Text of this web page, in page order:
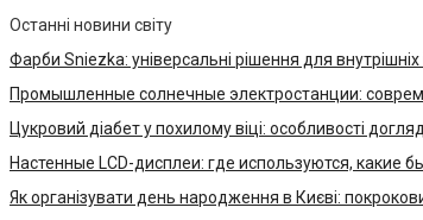
Останні новини світу
Фарби Sniezka: універсальні рішення для внутрішніх
Промышленные солнечные электростанции:
Цукровий діабет у похилому віці: особливості
Настенные LCD-дисплеи: где используются, какие
Як організувати день народження в Києві: